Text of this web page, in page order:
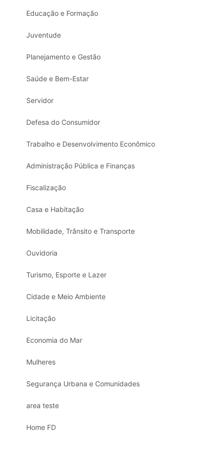
Educação e Formação
Juventude
Planejamento e Gestão
Saúde e Bem-Estar
Servidor
Defesa do Consumidor
Trabalho e Desenvolvimento Econômico
Administração Pública e Finanças
Fiscalização
Casa e Habitação
Mobilidade, Trânsito e Transporte
Ouvidoria
Turismo, Esporte e Lazer
Cidade e Meio Ambiente
Licitação
Economia do Mar
Mulheres
Segurança Urbana e Comunidades
area teste
Home FD